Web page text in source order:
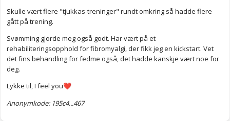
Skulle vært flere "tjukkas-treninger" rundt omkring så hadde flere
gått på trening.
Svømming gjorde meg også godt. Har vært på et
rehabiliteringsopphold for fibromyalgi, der fikk jeg en kickstart. Vet
det fins behandling for fedme også, det hadde kanskje vært noe for
deg.
Lykke til, I feel you❤️
Anonymkode: 195c4...467